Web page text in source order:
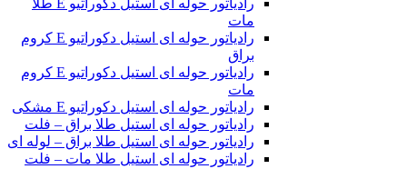
رادیاتور حوله ای استیل دکوراتیو E طلا
مات
رادیاتور حوله ای استیل دکوراتیو E کروم
براق
رادیاتور حوله ای استیل دکوراتیو E کروم
مات
رادیاتور حوله ای استیل دکوراتیو E مشکی
رادیاتور حوله ای استیل طلا براق – فلت
رادیاتور حوله ای استیل طلا براق – لوله ای
رادیاتور حوله ای استیل طلا مات – فلت